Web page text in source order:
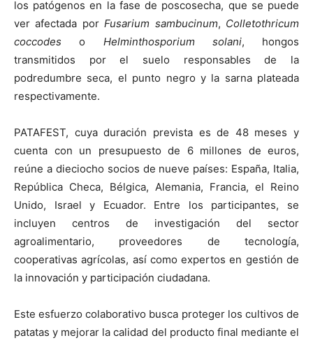
los patógenos en la fase de poscosecha, que se puede
ver afectada porFusarium sambucinum, Colletothricum
coccodes o Helminthosporium solani, hongos
transmitidos por el suelo responsables de la
podredumbre seca, el punto negro y la sarna plateada
respectivamente.
PATAFEST, cuya duración prevista es de 48 meses y
cuenta con un presupuesto de 6 millones de euros,
reúne a dieciocho socios de nueve países: España, Italia,
República Checa, Bélgica, Alemania, Francia, el Reino
Unido, Israel y Ecuador. Entre los participantes, se
incluyen centros de investigación del sector
agroalimentario, proveedores de tecnología,
cooperativas agrícolas, así como expertos en gestión de
la innovación y participación ciudadana.
Este esfuerzo colaborativo busca proteger los cultivos de
patatas y mejorar la calidad del producto final mediante el